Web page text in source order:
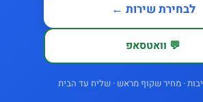
לבחירת שירות ←
💬 וואטסאפ
· מחיר שקוף מראש · שליח עד הבית